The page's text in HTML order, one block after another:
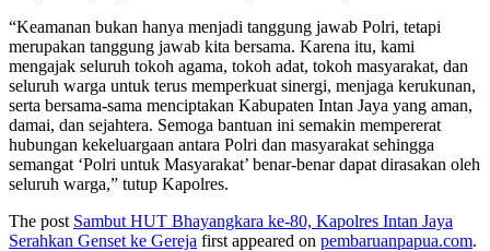
“Keamanan bukan hanya menjadi tanggung jawab Polri, tetapi
merupakan tanggung jawab kita bersama. Karena itu, kami
mengajak seluruh tokoh agama, tokoh adat, tokoh masyarakat, dan
seluruh warga untuk terus memperkuat sinergi, menjaga kerukunan,
serta bersama-sama menciptakan Kabupaten Intan Jaya yang aman,
damai, dan sejahtera. Semoga bantuan ini semakin mempererat
hubungan kekeluargaan antara Polri dan masyarakat sehingga
semangat ‘Polri untuk Masyarakat’ benar-benar dapat dirasakan oleh
seluruh warga,” tutup Kapolres.
The post Sambut HUT Bhayangkara ke-80, Kapolres Intan Jaya
Serahkan Genset ke Gereja first appeared on pembaruanpapua.com.